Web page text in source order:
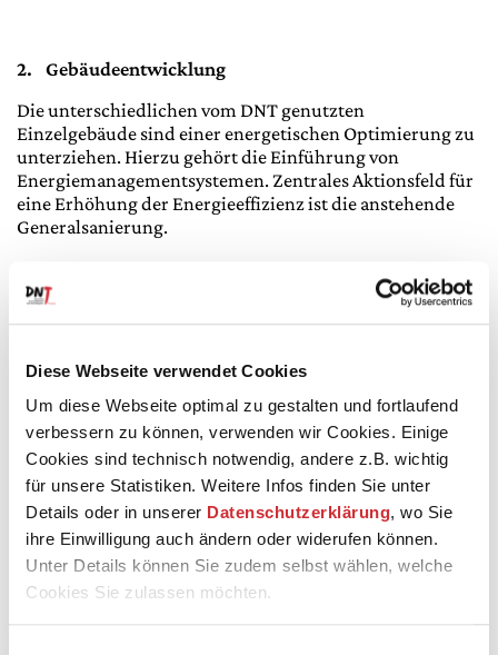
Diese Webseite verwendet Cookies
Um diese Webseite optimal zu gestalten und fortlaufend
verbessern zu können, verwenden wir Cookies. Einige
Cookies sind technisch notwendig, andere z.B. wichtig
für unsere Statistiken. Weitere Infos finden Sie unter
Details oder in unserer Datenschutzerklärung, wo Sie
ihre Einwilligung auch ändern oder widerufen können.
Unter Details können Sie zudem selbst wählen, welche
Cookies Sie zulassen möchten.
2. Gebäudeentwicklung
Die unterschiedlichen vom DNT genutzten
Einzelgebäude sind einer energetischen Optimierung zu
unterziehen. Hierzu gehört die Einführung von
Energiemanagementsystemen. Zentrales Aktionsfeld für
eine Erhöhung der Energieeffizienz ist die anstehende
Generalsanierung.
3.Mobilität und Transport
das einen entscheidenden Beitrag zur Zielerreichung
leisten kann. Hier ist insbesondere die Umstellung auf
alternative Antriebe im Fuhrpark und die Nutzung des
ÖPNV und der Deutschen Bahn zu nennen.
Anhand der Nachhaltigkeitspyramide vorgehen:
VERMEIDEN